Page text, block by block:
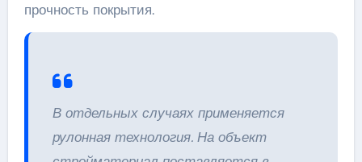
прочность покрытия.
В отдельных случаях применяется
рулонная технология. На объект